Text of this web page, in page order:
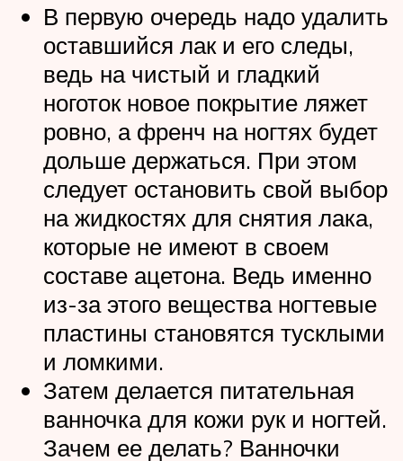
В первую очередь надо удалить
оставшийся лак и его следы,
ведь на чистый и гладкий
ноготок новое покрытие ляжет
ровно, а френч на ногтях будет
дольше держаться. При этом
следует остановить свой выбор
на жидкостях для снятия лака,
которые не имеют в своем
составе ацетона. Ведь именно
из-за этого вещества ногтевые
пластины становятся тусклыми
и ломкими.
Затем делается питательная
ванночка для кожи рук и ногтей.
Зачем ее делать? Ванночки